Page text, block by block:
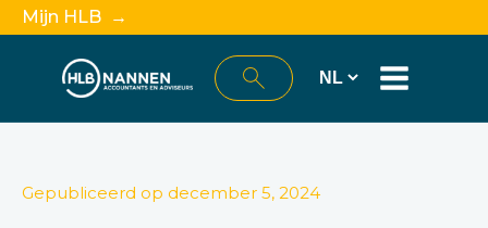
Mijn HLB →
Gepubliceerd op december 5, 2024